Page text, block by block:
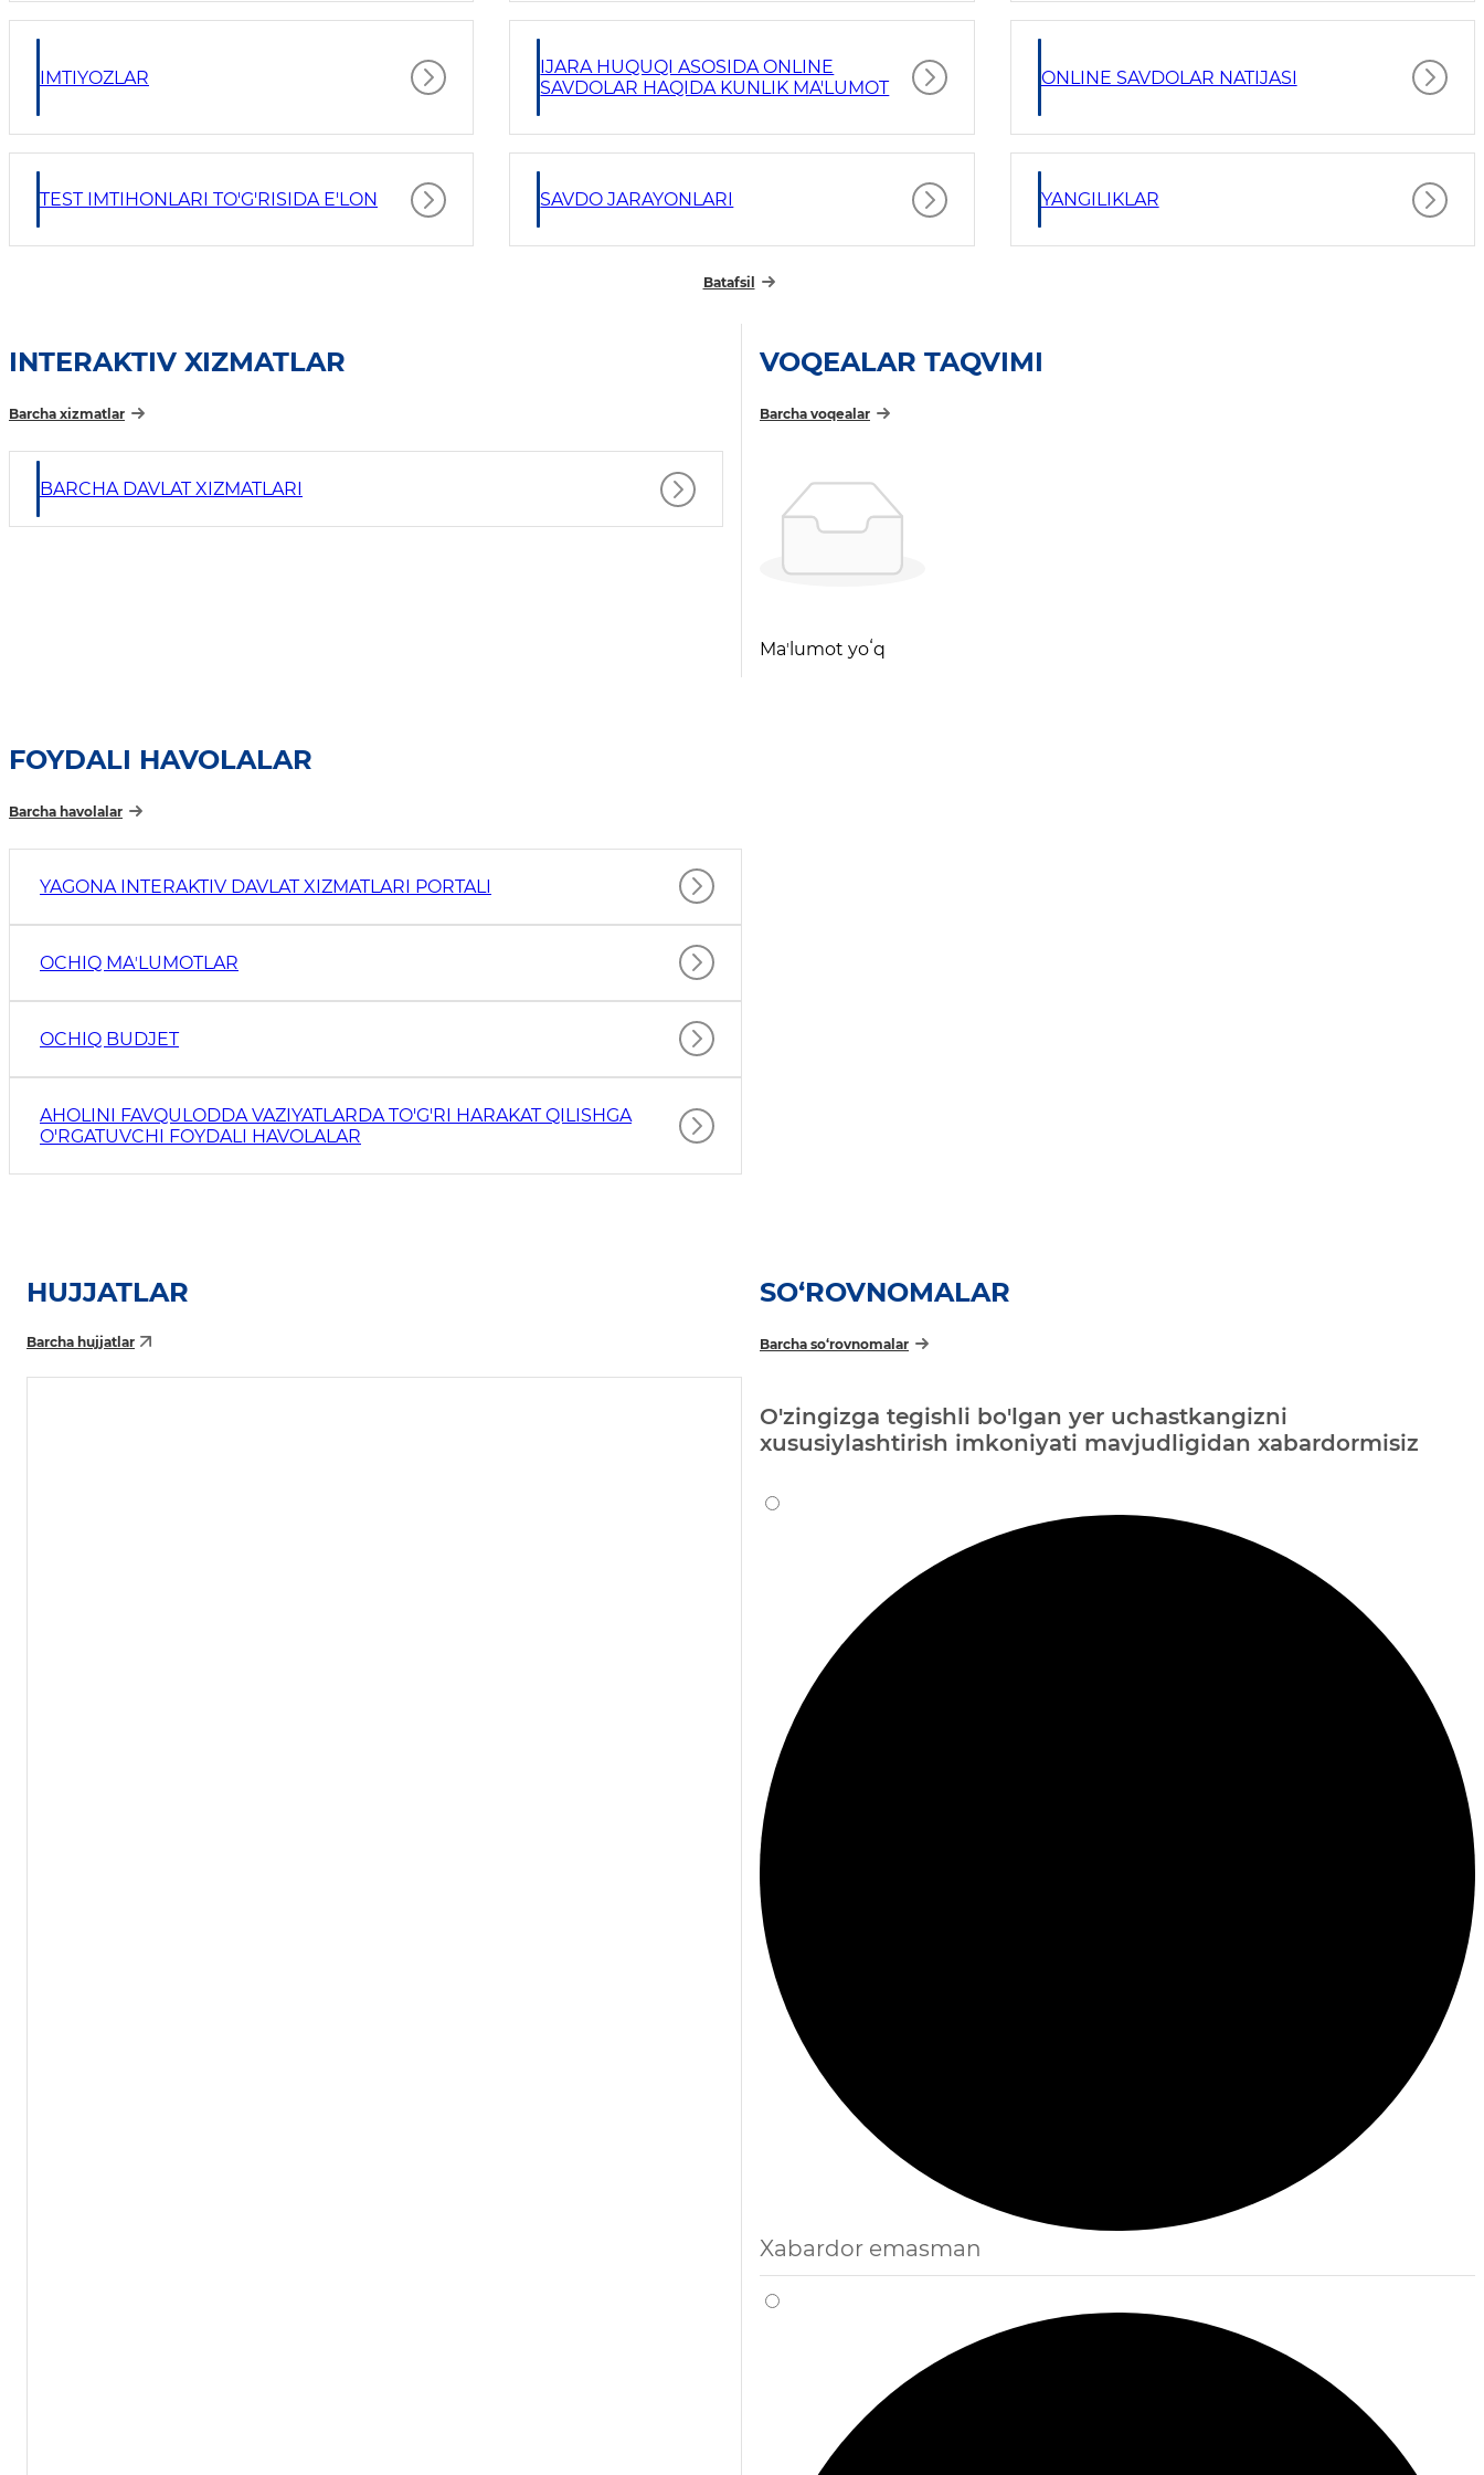
IMTIYOZLAR
IJARA HUQUQI ASOSIDA ONLINE
SAVDOLAR HAQIDA KUNLIK MA'LUMOT
ONLINE SAVDOLAR NATIJASI
TEST IMTIHONLARI TO'G'RISIDA E'LON SAVDO JARAYONLARI YANGILIKLAR
Batafsil
INTERAKTIV XIZMATLAR
Barcha xizmatlar
BARCHA DAVLAT XIZMATLARI
VOQEALAR TAQVIMI
Barcha voqealar
Maʼlumot yoʻq
FOYDALI HAVOLALAR
Barcha havolalar
YAGONA INTERAKTIV DAVLAT XIZMATLARI PORTALI
OCHIQ MAʼLUMOTLAR
OCHIQ BUDJET
AHOLINI FAVQULODDA VAZIYATLARDA TO'G'RI HARAKAT QILISHGA
O'RGATUVCHI FOYDALI HAVOLALAR
HUJJATLAR
Barcha hujjatlar
SO‘ROVNOMALAR
Barcha so‘rovnomalar
O'zingizga tegishli bo'lgan yer uchastkangizni
xususiylashtirish imkoniyati mavjudligidan xabardormisiz
Xabardor emasman